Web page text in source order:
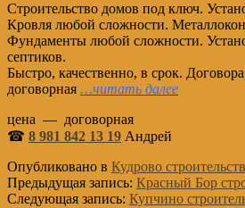
Строительство домов под ключ.
Кровля любой сложности.
Фундаменты любой сложности.
септиков.
Быстро, качественно, в срок.
договорная …читать далее
цена — договорная
☎ 8 981 842 13 19 Андрей
Опубликовано в Кудрово
Предыдущая запись: Красный Бор
Следующая запись: Купчино